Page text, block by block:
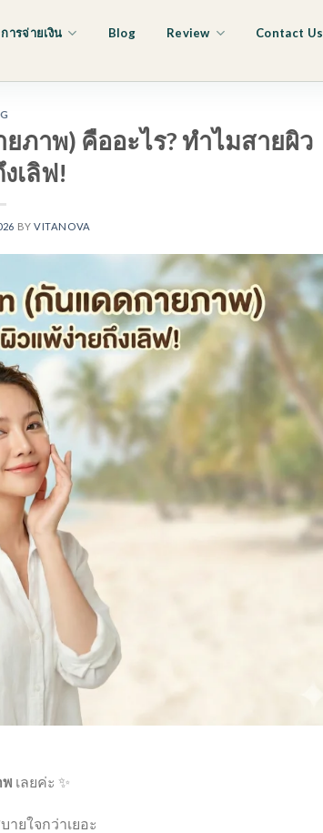
การจ่ายเงิน Blog Review Contact Us
ภาพ) คืออะไร? ทำไมสายผิว
เลิฟ!
BYVITANOVA
พ เลยค่ะ ✨
ยใจกว่าเยอะ